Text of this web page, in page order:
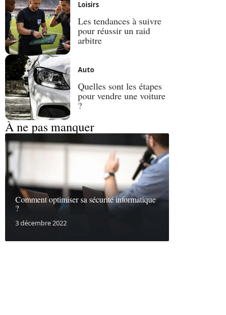
Loisirs
Les tendances à suivre
pour réussir un raid
arbitre
Auto
Quelles sont les étapes
pour vendre une voiture
?
À ne pas manquer
Comment optimiser sa sécurité informatique
?
3 décembre 2022